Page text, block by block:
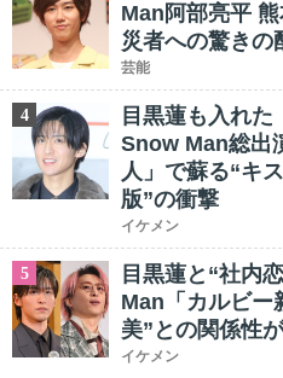
Man阿部亮平
災者への驚きの
芸能
4
目黒蓮も入れた
Snow Man総出
人」で蘇る“キ
版”の衝撃
イケメン
5
目黒蓮と“社内
Man「カルビー
美”との関係性
イケメン